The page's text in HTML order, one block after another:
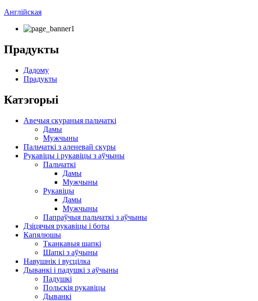
Англійская
Прадукты
Дадому
Прадукты
Катэгорыі
Авечыя скураныя пальчаткі
Дамы
Мужчыны
Пальчаткі з аленевай скуры
Рукавіцы і рукавіцы з аўчыны
Пальчаткі
Дамы
Мужчыны
Рукавіцы
Дамы
Мужчыны
Папраўчыя пальчаткі з аўчыны
Дзіцячыя рукавіцы і боты
Капялюшы
Тканкавыя шапкі
Шапкі з аўчыны
Навушнік і вусцілка
Дыванкі і падушкі з аўчыны
Падушкі
Польскія рукавіцы
Дыванкі